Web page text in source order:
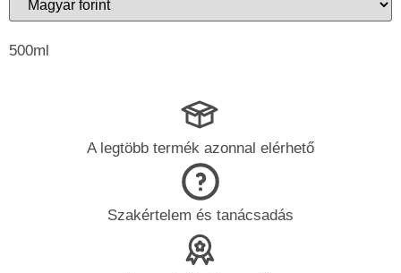
500ml
A legtöbb termék azonnal elérhető
Szakértelem és tanácsadás